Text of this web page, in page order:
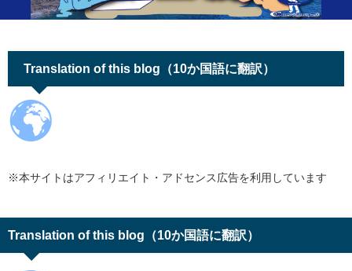
Translation of this blog（10か国語に翻訳）
※本サイトはアフィリエイト・アドセンス広告を利用しています
Translation of this blog（10か国語に翻訳）